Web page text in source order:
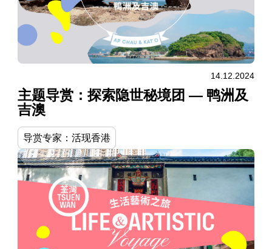
14.12.2024
主题导赏：探索隐世秘境团 — 鸭洲及
吉澳
导赏专家：活现香港